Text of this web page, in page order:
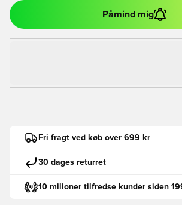
Påmind mig
Fri fragt ved køb over 699 kr
30 dages returret
10 milioner tilfredse kunder siden